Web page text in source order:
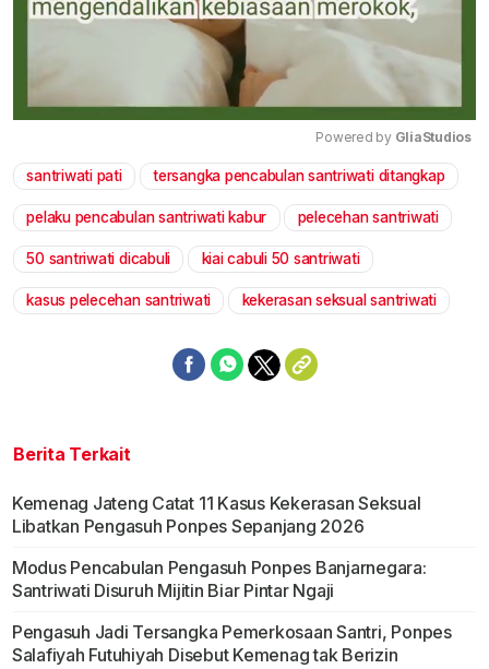
Mute
Powered by GliaStudios
santriwati pati tersangka pencabulan santriwati ditangkap
pelaku pencabulan santriwati kabur pelecehan santriwati
50 santriwati dicabuli kiai cabuli 50 santriwati
kasus pelecehan santriwati kekerasan seksual santriwati
Berita Terkait
Kemenag Jateng Catat 11 Kasus Kekerasan Seksual
Libatkan Pengasuh Ponpes Sepanjang 2026
Modus Pencabulan Pengasuh Ponpes Banjarnegara:
Santriwati Disuruh Mijitin Biar Pintar Ngaji
Pengasuh Jadi Tersangka Pemerkosaan Santri, Ponpes
Salafiyah Futuhiyah Disebut Kemenag tak Berizin